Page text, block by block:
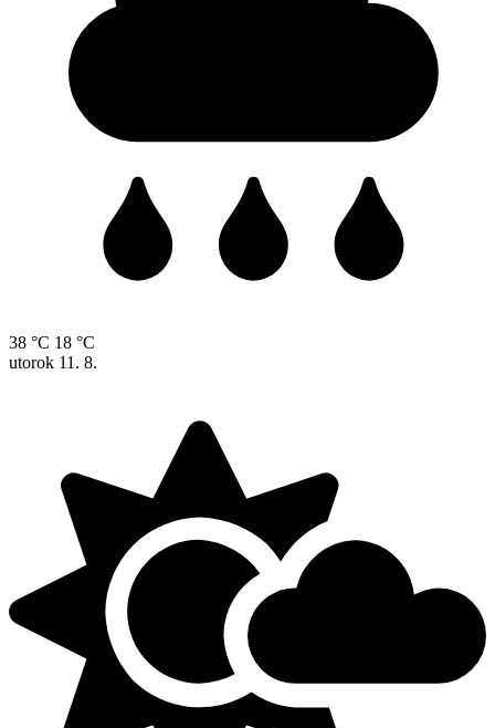
38 °C 18 °C
utorok 11. 8.